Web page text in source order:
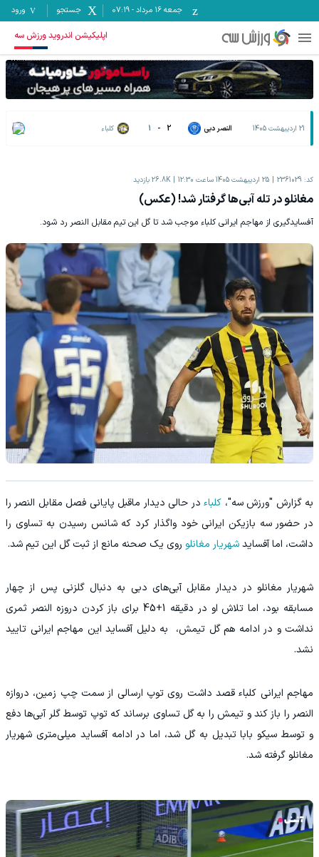
جمعه ۱۶ مرداد -
07:19 جستجو ورود
اپلیکیشن اندروید ورزش سه
21 اردیبهشت 1405 النصر دبی 2
-
1 کلباء
کد: 2361029 25 اردیبهشت 1405 ساعت 12:30 26.8K بازدید
مغانلو در تله آبی‌ها گرفتار شد! (عکس)
آفسایدگیری از مهاجم ایرانی کلباء موجب شد تا گل این تیم مقابل النصر رد شود.
به گزارش "ورزش سه"، کلباءدر حالی دیدار ماقبل پایانی فصل مقابل النصر را
در حضور سه بازیکن ایرانی خود واگذار کرد که شانس رسیدن به تساوی را
داشت، اما آفسایدشهریار مغانلو روی یک صحنه مانع از ثبت گل این تیم شد.
شهریار مغانلو در دیدار مقابل آبی‌های دبی به دنبال گلزنی پس از چهار
مسابقه بود، اما تلاش او در دقیقه 1+45 برای باز کردن دروزه النصر ثمری
نداشت و در ادامه هم گل تیمش، به دلیل آفساید این مهاجم ایرانی تایید
نشد.
مهاجم ایرانی کلباء قصد داشت روی توپ ارسالی از سمت چپ زمین، دروازه
النصر را باز کند و تیمش را به گل تساوی برساند که توپ توسط گلر آبی‌ها دفع
و توسط سیکو بابا تبدیل به گل شد، اما در ادامه آفساید میلی‌متری شهریار
مغانلو گرفته شد.